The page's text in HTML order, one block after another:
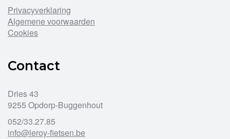
Privacyverklaring
Algemene voorwaarden
Cookies
Contact
Dries 43
9255 Opdorp-Buggenhout
052/33.27.85
info@leroy-fietsen.be